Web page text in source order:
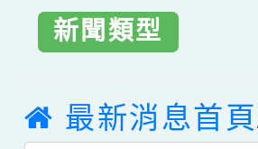
新聞類型
最新消息首頁